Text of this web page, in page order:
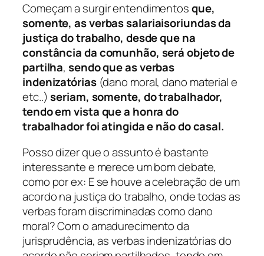
Começam a surgir entendimentosque,
somente,as verbas salariaisoriundas da
justiça do trabalho, desde que na
constância da comunhão, será objeto de
partilha,sendo queas verbas
indenizatórias (dano moral, dano material e
etc..)seriam, somente, do trabalhador,
tendo em vista que a honra do
trabalhador foi atingida e não do casal.
Posso dizer que o assunto é bastante
interessante e merece um bom debate,
como por ex: E se houve a celebração de um
acordo na justiça do trabalho, onde todas as
verbas foram discriminadas como dano
moral? Com o amadurecimento da
jurisprudência, as verbas indenizatórias do